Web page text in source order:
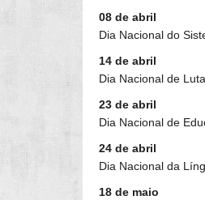
08 de abril
Dia Nacional do
14 de abril
Dia Nacional de
23 de abril
Dia Nacional de
24 de abril
Dia Nacional da
18 de maio